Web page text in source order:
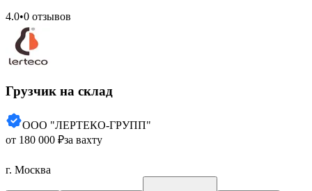
4.0•0 отзывов
Грузчик на склад
ООО "ЛЕРТЕКО-ГРУПП"
от 180 000 ₽за вахту
г. Москва